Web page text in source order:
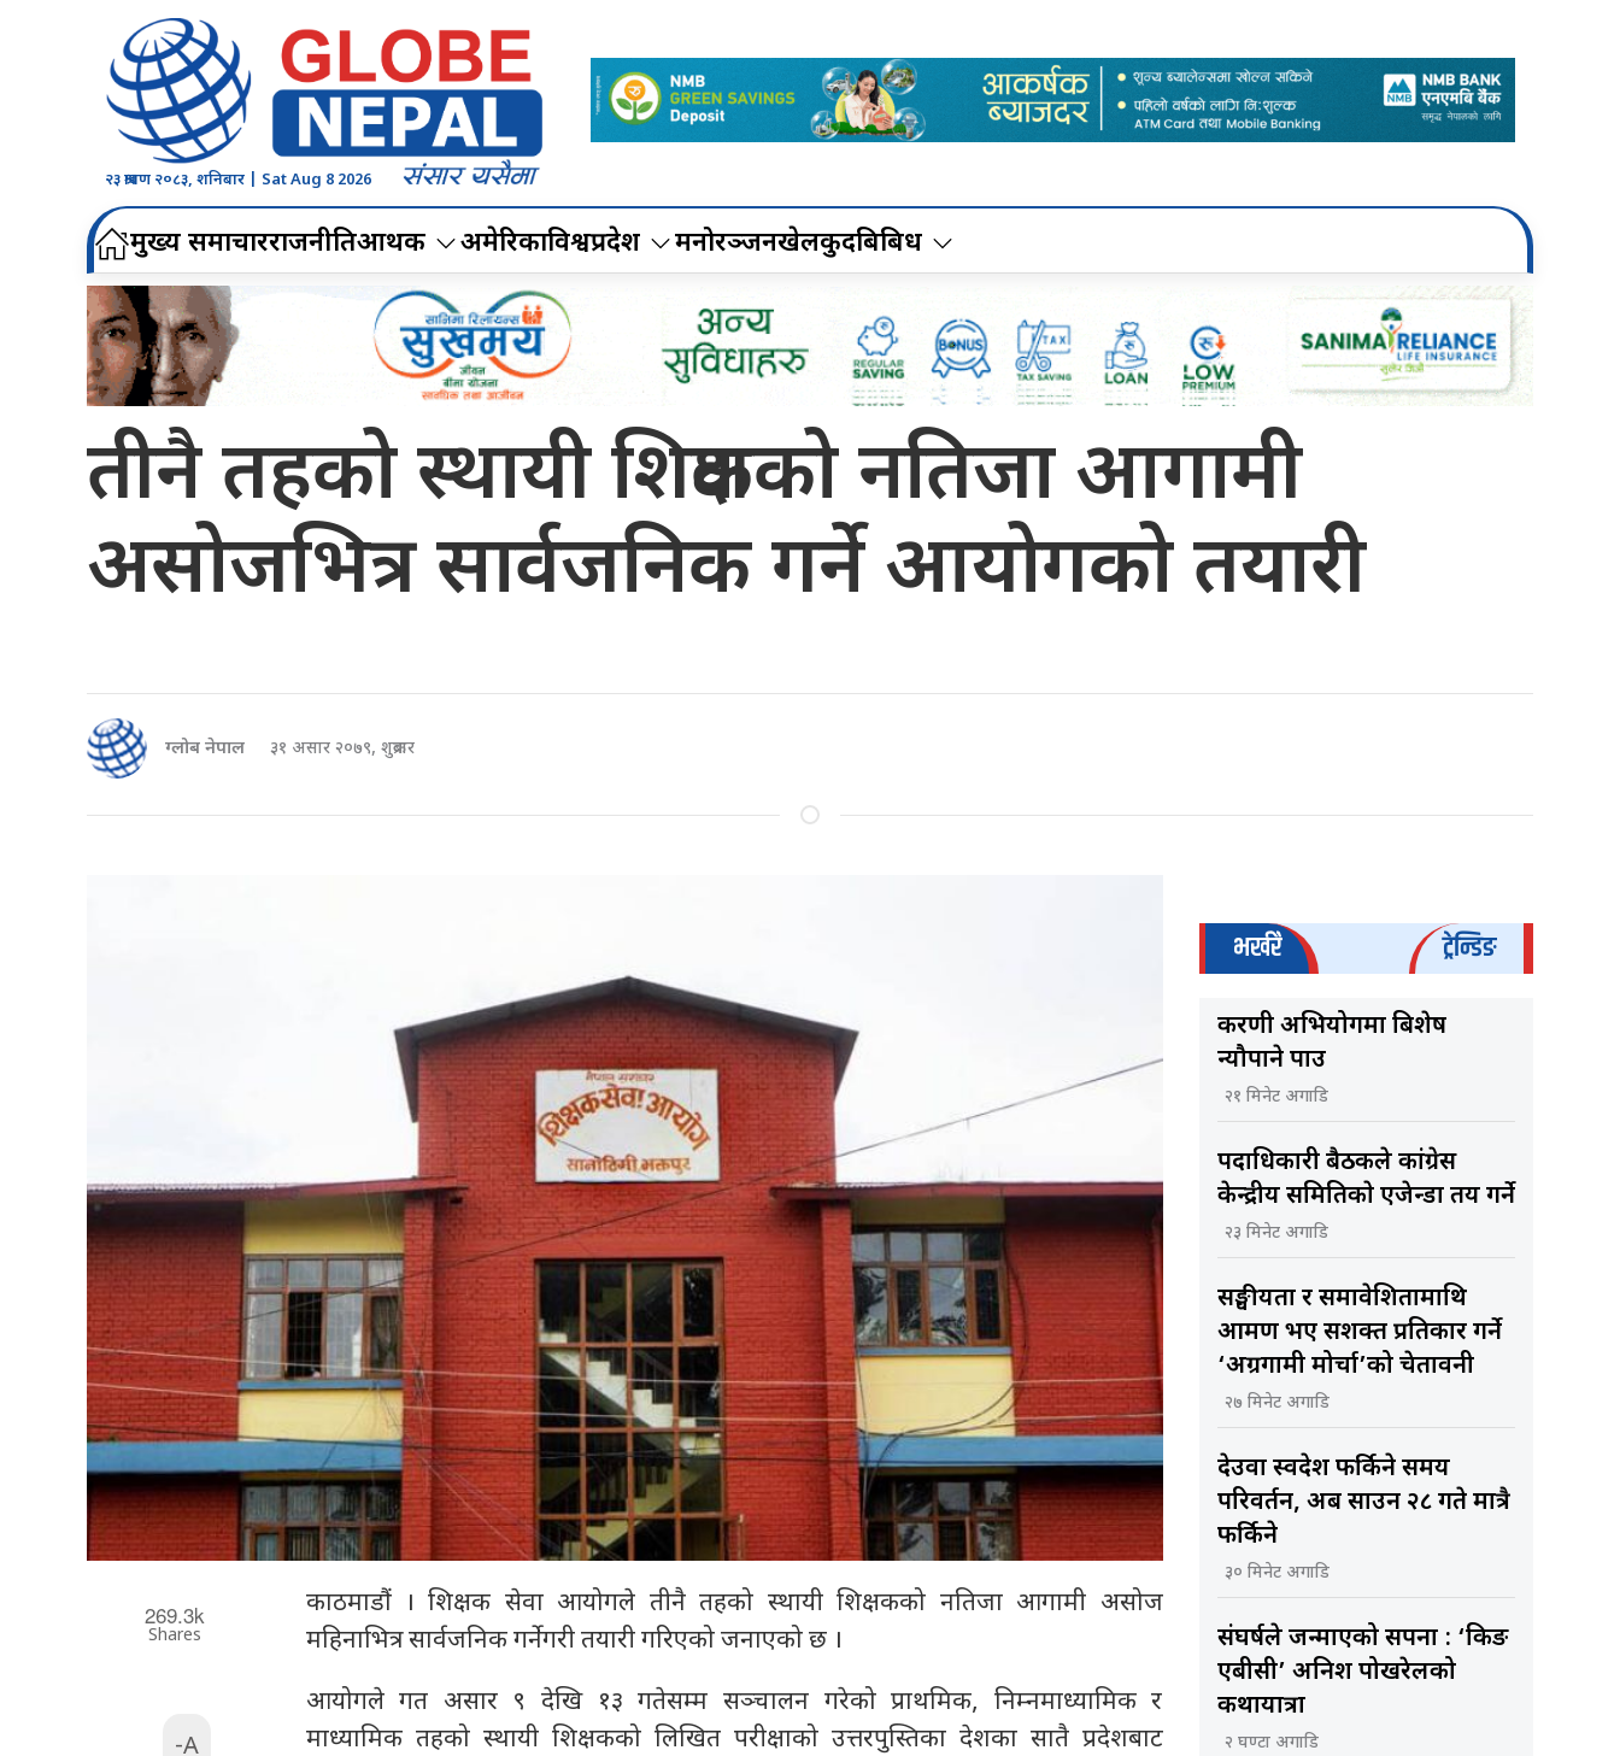
२३ श्रावण २०८३, शनिबार | Sat Aug 8 2026
मुख्य समाचारराजनीतिआर्थिक अमेरिकाविश्वप्रदेश मनोरञ्जनखेलकुदबिबिध
तीनै तहको स्थायी शिक्षकको नतिजा आगामी
असोजभित्र सार्वजनिक गर्ने आयोगको तयारी
ग्लोब नेपाल ३१ असार २०७९, शुक्रबार
269.3k
Shares
-A
काठमाडौं । शिक्षक सेवा आयोगले तीनै तहको स्थायी शिक्षकको नतिजा आगामी असोज
महिनाभित्र सार्वजनिक गर्नेगरी तयारी गरिएको जनाएको छ ।
आयोगले गत असार ९ देखि १३ गतेसम्म सञ्चालन गरेको प्राथमिक, निम्नमाध्यामिक र
माध्यामिक तहको स्थायी शिक्षकको लिखित परीक्षाको उत्तरपुस्तिका देशका सातै प्रदेशबाट
भर्खरै ट्रेन्डिङ
करणी अभियोगमा बिशेष
न्यौपाने पक्राउ
२१ मिनेट अगाडि
पदाधिकारी बैठकले कांग्रेस
केन्द्रीय समितिकाे एजेन्डा तय गर्ने
२३ मिनेट अगाडि
सङ्घीयता र समावेशितामाथि
आक्रमण भए सशक्त प्रतिकार गर्ने
‘अग्रगामी मोर्चा’को चेतावनी
२७ मिनेट अगाडि
देउवा स्वदेश फर्किने समय
परिवर्तन, अब साउन २८ गते मात्रै
फर्किने
३० मिनेट अगाडि
संघर्षले जन्माएको सपना : ‘किङ
एबीसी’ अनिश पोखरेलको
कथायात्रा
२ घण्टा अगाडि